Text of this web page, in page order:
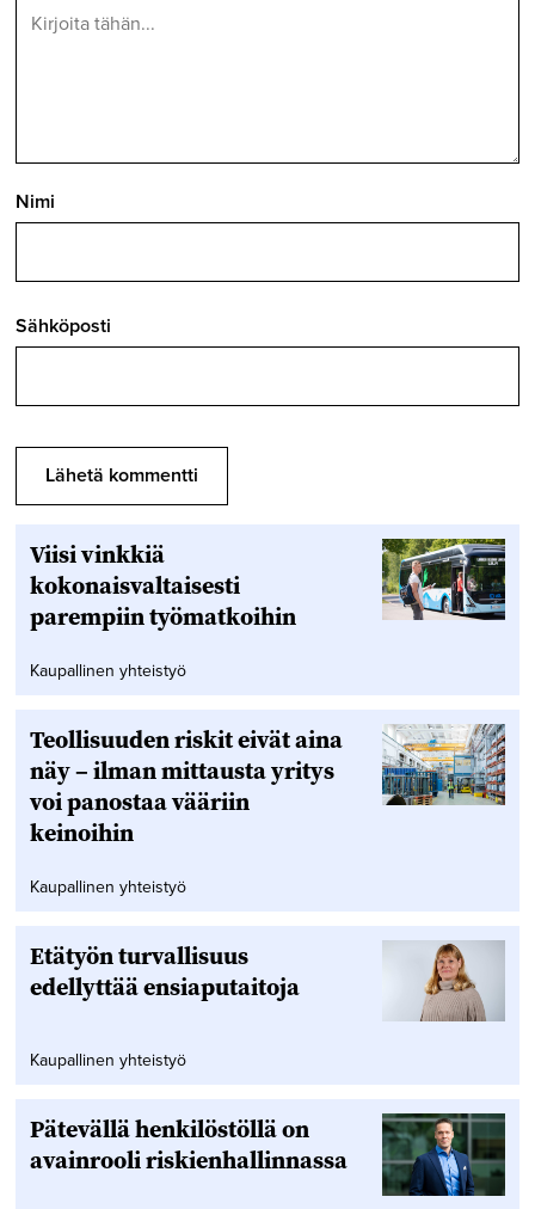
Nimi
Sähköposti
Viisi vinkkiä
kokonaisvaltaisesti
parempiin työmatkoihin
Kaupallinen yhteistyö
Teollisuuden riskit eivät aina
näy – ilman mittausta yritys
voi panostaa vääriin
keinoihin
Kaupallinen yhteistyö
Etätyön turvallisuus
edellyttää ensiaputaitoja
Kaupallinen yhteistyö
Pätevällä henkilöstöllä on
avainrooli riskienhallinnassa